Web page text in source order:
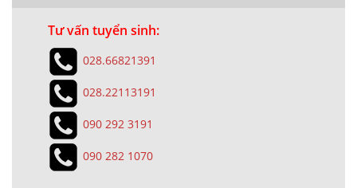
Tư vấn tuyển sinh:
028.66821391
028.22113191
090 292 3191
090 282 1070